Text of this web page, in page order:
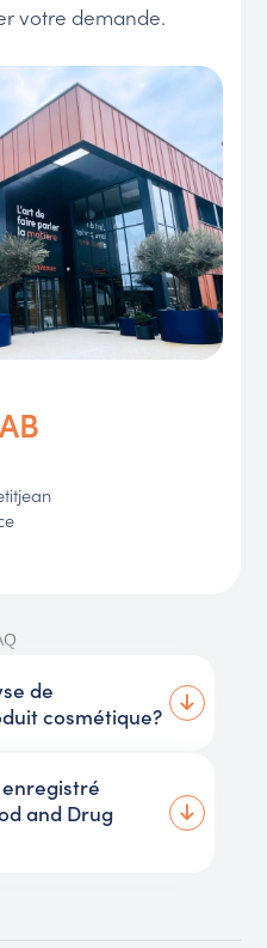
votre demande.
de
cosmétique?
enregistré
and Drug